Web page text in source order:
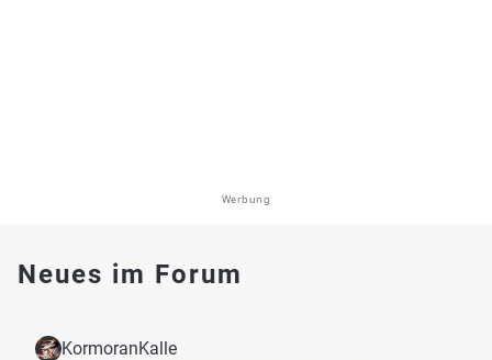
Werbung
Neues im Forum
KormoranKalle